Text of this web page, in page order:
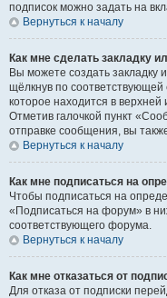
подписок можно задать на
Вернуться к началу
Как мне сделать закладку
Вы можете создать закладку
щёлкнув по
которое находится в
Отметив галочкой пункт
отправке сообщения, вы
Вернуться к началу
Как мне подписаться на
Чтобы подписаться на
«Подписаться на форум» в
соответствующего форума.
Вернуться к началу
Как мне отказаться от
Для отказа от подписки